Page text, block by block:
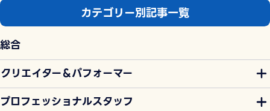
カテゴリー別記事一覧
総合
クリエイター＆パフォーマー
プロフェッショナルスタッフ